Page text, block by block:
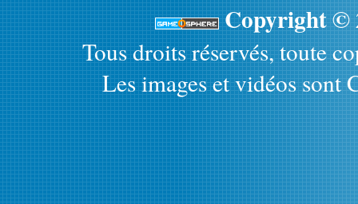
Copyright ©
Tous droits réservés, toute
Les images et vidéos